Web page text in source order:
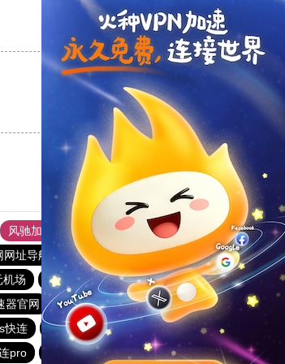
支持 [0] 反对 [0]
支持
风驰加速器
旋风加速器
址导航 软件中心 雷霆加速
狂飙加速器
机场 落地机 旋风加速度器
快鸭vp加速器
器官网
夏时加速器
快连 雷霆加速免费永久
猎豹vp加速器官网
pro outline 暴雪加速器vp ios加速器